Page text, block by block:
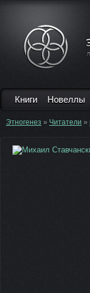
Книги Новеллы
Этногенез » Читатели »